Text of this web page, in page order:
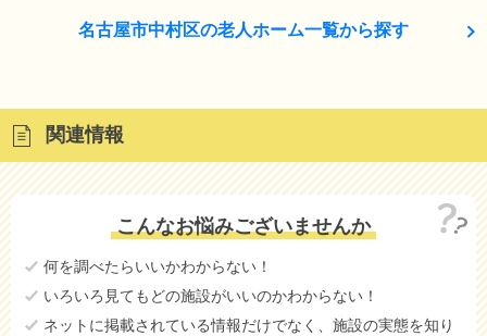
名古屋市中村区の老人ホーム一覧から探す
関連情報
こんなお悩みございませんか
何を調べたらいいかわからない！
いろいろ見てもどの施設がいいのかわからない！
ネットに掲載されている情報だけでなく、施設の実態を知り